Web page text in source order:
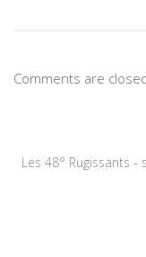
Comments are
Les 48° Rugissants